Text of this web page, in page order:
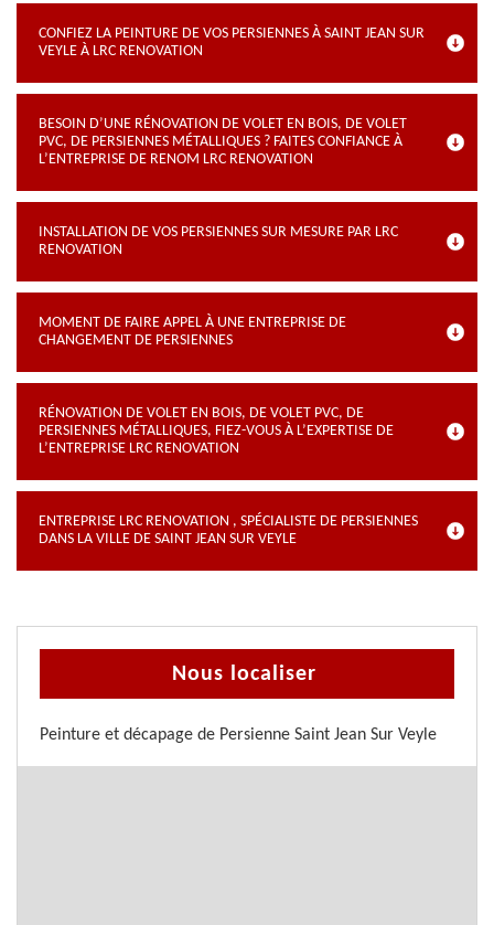
CONFIEZ LA PEINTURE DE VOS PERSIENNES À SAINT JEAN SUR
VEYLE À LRC RENOVATION
BESOIN D’UNE RÉNOVATION DE VOLET EN BOIS, DE VOLET
PVC, DE PERSIENNES MÉTALLIQUES ? FAITES CONFIANCE À
L’ENTREPRISE DE RENOM LRC RENOVATION
INSTALLATION DE VOS PERSIENNES SUR MESURE PAR LRC
RENOVATION
MOMENT DE FAIRE APPEL À UNE ENTREPRISE DE
CHANGEMENT DE PERSIENNES
RÉNOVATION DE VOLET EN BOIS, DE VOLET PVC, DE
PERSIENNES MÉTALLIQUES, FIEZ-VOUS À L’EXPERTISE DE
L’ENTREPRISE LRC RENOVATION
ENTREPRISE LRC RENOVATION , SPÉCIALISTE DE PERSIENNES
DANS LA VILLE DE SAINT JEAN SUR VEYLE
Nous localiser
Peinture et décapage de Persienne Saint Jean Sur Veyle